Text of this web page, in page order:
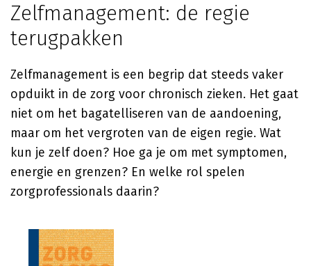
Zelfmanagement: de regie
terugpakken
Zelfmanagement is een begrip dat steeds vaker
opduikt in de zorg voor chronisch zieken. Het gaat
niet om het bagatelliseren van de aandoening,
maar om het vergroten van de eigen regie. Wat
kun je zelf doen? Hoe ga je om met symptomen,
energie en grenzen? En welke rol spelen
zorgprofessionals daarin?